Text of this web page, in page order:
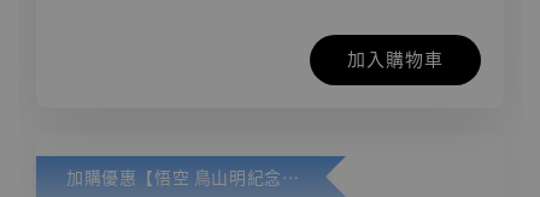
加入購物車
加購優惠【悟空 鳥山明紀念款 [奇蹟工作室]】